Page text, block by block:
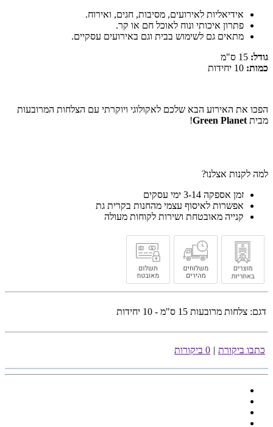
אידיאליות לאירועים, מסיבות, חגים, ואירוח.
פתרון איכותי ונוח לאוכל חם או קר.
מתאים גם לשימוש בבית וגם באירועים עסקיים.
גודל:
כמות:
הפכו את האירוע הבא שלכם לאקולוגי ויוקרתי עם הצלחות המרובעות
מבית Green Planet
!
למה לקנות אצלנו?
זמן אספקה 3-14 ימי עסקים
אפשרות לאיסוף עצמי מהחנות בקרית גת
קנייה מאובטחת ושירות לקוחות מעולה
דגם: צלחות מרובעות 15 ס"מ - 10 יחידות
כתבו ביקורת | 0 ביקורות